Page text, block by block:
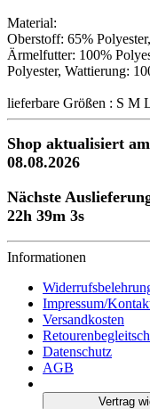
Material:
Oberstoff: 65%
Ärmelfutter: 100%
Polyester, Wattierung:
lieferbare Größen : S
Shop aktualisiert
08.08.2026
Nächste
22h 39m 2s
Informationen
Impressum/
Versandkosten
Datenschutz
AGB
Vertrag